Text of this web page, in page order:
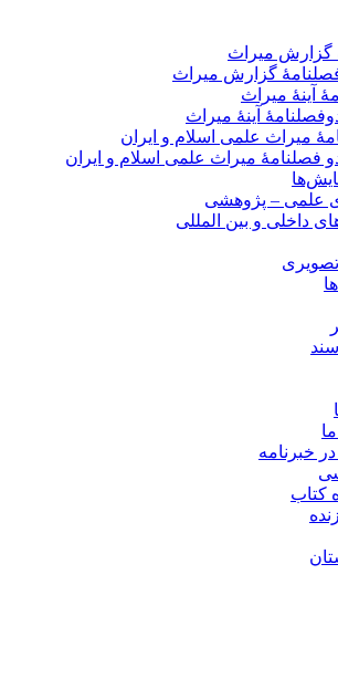
گزارش میراث
گزارش میراث
آینۀ میراث
آینۀ میراث
میراث علمی اسلام و ایران
فصلنامۀ میراث علمی اسلام و ایران
علمی – پژوهشی
داخلی و بین المللی
خبرنامه
کتاب